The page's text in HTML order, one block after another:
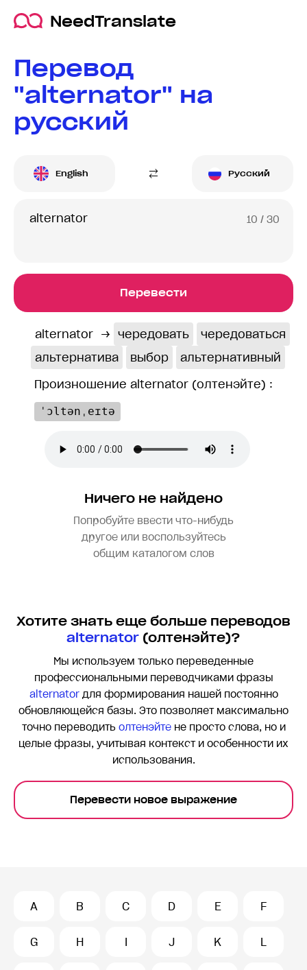
NeedTranslate
Перевод
"alternator" на
русский
English Русский
10 / 30
Перевести
alternator → чередовать
чередоваться
альтернатива
выбор
альтернативный
Произношение alternator (олтенэйте) :
ˈɔltənˌeɪtə
Ничего не найдено
Попробуйте ввести что-нибудь
другое или воспользуйтесь
общим каталогом слов
Хотите знать еще больше переводов
alternator (олтенэйте)?
Мы используем только переведенные
профессиональными переводчиками фразы
alternatorдля формирования нашей постоянно
обновляющейся базы. Это позволяет максимально
точно переводить олтенэйтене просто слова, но и
целые фразы, учитывая контекст и особенности их
использования.
Перевести новое выражение
A B C D E F
G H I J K L